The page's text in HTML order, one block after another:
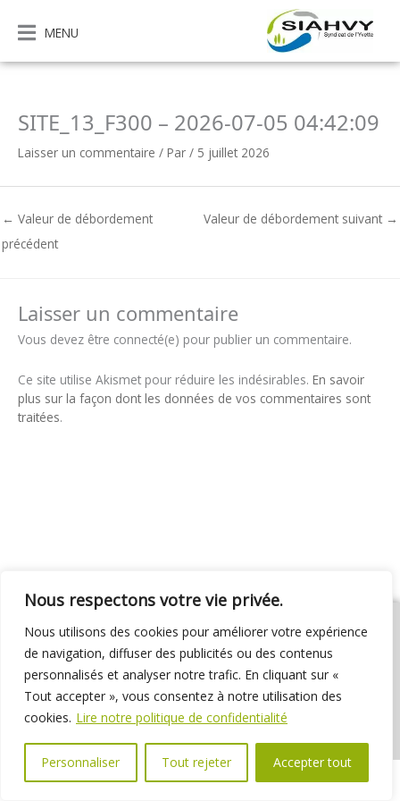
Nous respectons votre vie privée.
Nous utilisons des cookies pour améliorer votre expérience
de navigation, diffuser des publicités ou des contenus
personnalisés et analyser notre trafic. En cliquant sur «
Tout accepter », vous consentez à notre utilisation des
cookies. Lire notre politique de confidentialité
Personnaliser Tout rejeter Accepter tout
contenu
MENU
SITE_13_F300 – 2026-07-05 04:42:09
Laisser un commentaire / Par / 5 juillet 2026
← Valeur de débordement
précédent
Valeur de débordement suivant →
Laisser un commentaire
Vous devez être connecté(e) pour publier un commentaire.
Ce site utilise Akismet pour réduire les indésirables. En savoir
plus sur la façon dont les données de vos commentaires sont
traitées.
01 69 31 72 10 01 69 31 37 31
Nous contacter
Espace élus
Marchés publics Délibérations